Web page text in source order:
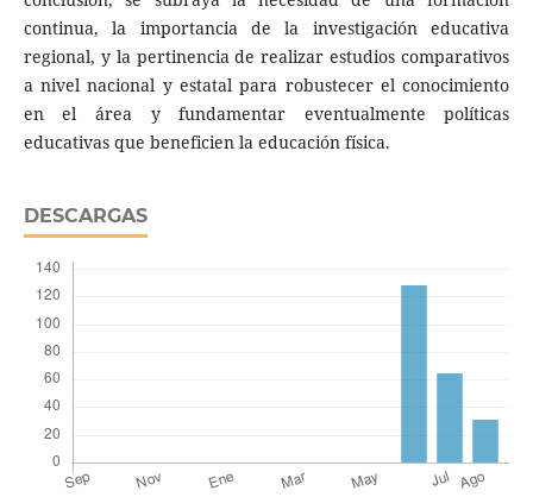
continua, la importancia de la investigación educativa
regional, y la pertinencia de realizar estudios comparativos
a nivel nacional y estatal para robustecer el conocimiento
en el área y fundamentar eventualmente políticas
educativas que beneficien la educación física.
DESCARGAS